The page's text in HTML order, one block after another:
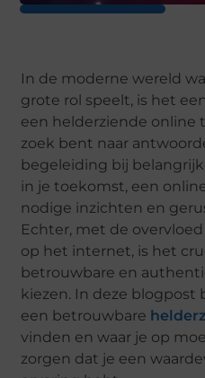
In de moderne wereld
grote rol speelt, is het
een helderziende online
zoek bent naar
begeleiding bij
in je toekomst, een
nodige inzichten en
Echter, met de
op het internet, is het
betrouwbare en
kiezen. In deze blogpost
een betrouwbare
vinden en waar je op
zorgen dat je een